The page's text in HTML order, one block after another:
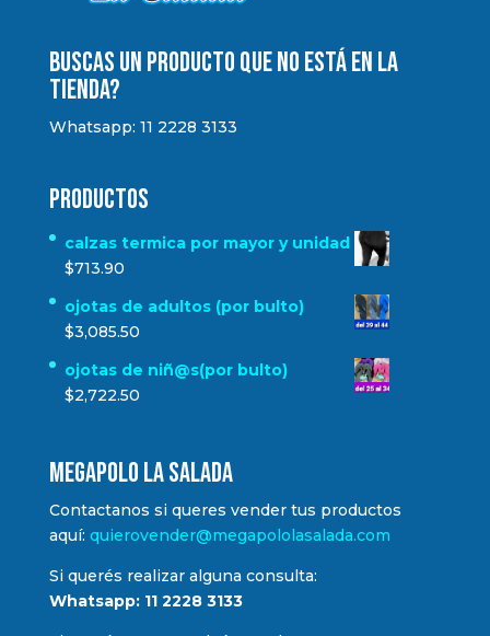
Buscas un producto que no está en la
tienda?
Whatsapp: 11 2228 3133
Productos
calzas termica por mayor y unidad
$713.90
ojotas de adultos (por bulto)
$3,085.50
ojotas de niñ@s(por bulto)
$2,722.50
MEGAPOLO LA SALADA
Contactanos si queres vender tus productos
aquí: quierovender@megapololasalada.com
Si querés realizar alguna consulta:
Whatsapp: 11 2228 3133